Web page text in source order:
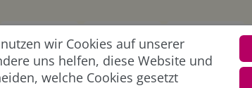
wir Cookies auf unserer
uns helfen, diese Website und
welche Cookies gesetzt